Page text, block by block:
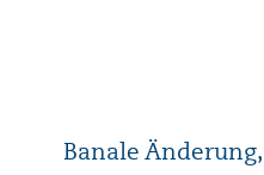
Banale